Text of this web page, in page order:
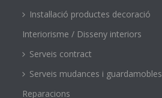
Instal·lació productes decoració
Interiorisme / Disseny interiors
Serveis contract
Serveis mudances i guardamobles
Reparacions